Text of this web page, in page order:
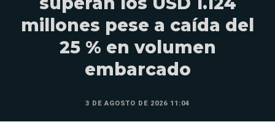
millones pese a caída del
25 % en volumen
embarcado
3 DE AGOSTO DE 2026 11:04